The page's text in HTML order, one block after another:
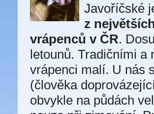
Javoříčské
z
vrápenců v ČR.
letounů. Tradičními a
vrápenci malí. U nás
(člověka
obvykle na půdách